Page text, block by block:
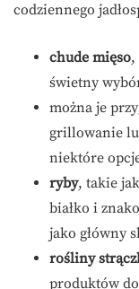
codziennego
chude mięso,
świetny
można je
grillowanie
niektóre
ryby, takie
białko i
jako główny
rośliny
produktów